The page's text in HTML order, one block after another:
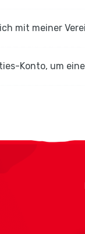
mit meiner
Konto, um